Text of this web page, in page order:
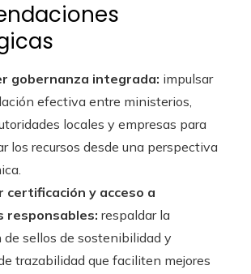
gobernanza integrada: impulsar
efectiva entre ministerios,
locales y empresas para
los recursos desde una perspectiva
certificación y acceso a
responsables: respaldar la
sellos de sostenibilidad y
trazabilidad que faciliten mejores